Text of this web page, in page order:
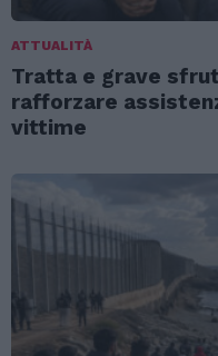
ATTUALITÀ
Tratta e grave
rafforzare
vittime